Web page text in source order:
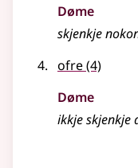
Døme
skjenkje
ofre(4)
Døme
ikkje skjenkje